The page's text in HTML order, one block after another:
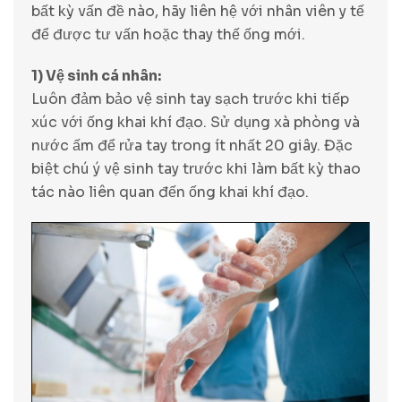
bất kỳ vấn đề nào, hãy liên hệ với nhân viên y tế
để được tư vấn hoặc thay thế ống mới.
1) Vệ sinh cá nhân:
Luôn đảm bảo vệ sinh tay sạch trước khi tiếp
xúc với ống khai khí đạo. Sử dụng xà phòng và
nước ấm để rửa tay trong ít nhất 20 giây. Đặc
biệt chú ý vệ sinh tay trước khi làm bất kỳ thao
tác nào liên quan đến ống khai khí đạo.